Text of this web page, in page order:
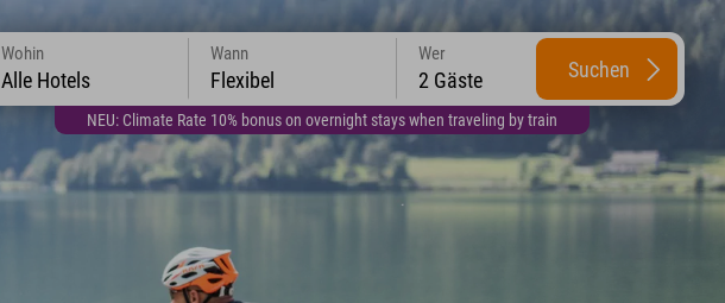
NEU: Climate Rate 10% bonus on overnight stays when traveling by train
Wohin
Alle Hotels
Wann
Flexibel
Wer
2 Gäste Suchen